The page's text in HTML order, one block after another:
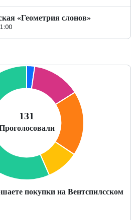
«Геометрия слонов»
покупки на Вентспилсском